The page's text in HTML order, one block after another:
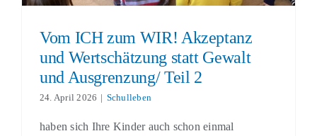
Vom ICH zum WIR! Akzeptanz
und Wertschätzung statt Gewalt
und Ausgrenzung/ Teil 2
24. April 2026 | Schulleben
haben sich Ihre Kinder auch schon einmal